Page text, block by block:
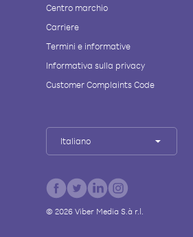
Centro marchio
Carriere
Termini e informative
Informativa sulla privacy
Customer Complaints Code
Italiano
© 2026Viber Media S.à r.l.